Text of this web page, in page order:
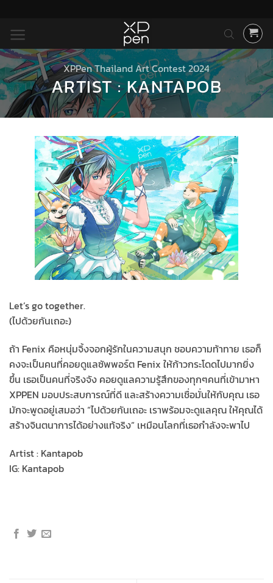
ยัง
เนื้อหา
XPPen Thailand Art Contest 2024
ARTIST : KANTAPOB
Let’s go together.
(ไปด้วยกันเถอะ)
ถ้า Fenix คือหนุ่มจิ้งจอกผู้รักในความสนุก ชอบความท้าทาย เธอก็
คงจะเป็นคนที่คอยดูแลซัพพอร์ต Fenix ให้ก้าวกระโดดไปมากยิ่ง
ขึ้น เธอเป็นคนที่จริงจัง คอยดูแลความรู้สึกของทุกๆคนที่เข้ามาหา
XPPEN มอบประสบการณ์ที่ดี และสร้างความเชื่อมั่นให้กับคุณ เธอ
มักจะพูดอยู่เสมอว่า “ไปด้วยกันเถอะ เราพร้อมจะดูแลคุณ ให้คุณได้
สร้างจินตนาการได้อย่างแท้จริง” เหมือนโลกที่เธอกำลังจะพาไป
Artist : Kantapob
IG: Kantapob